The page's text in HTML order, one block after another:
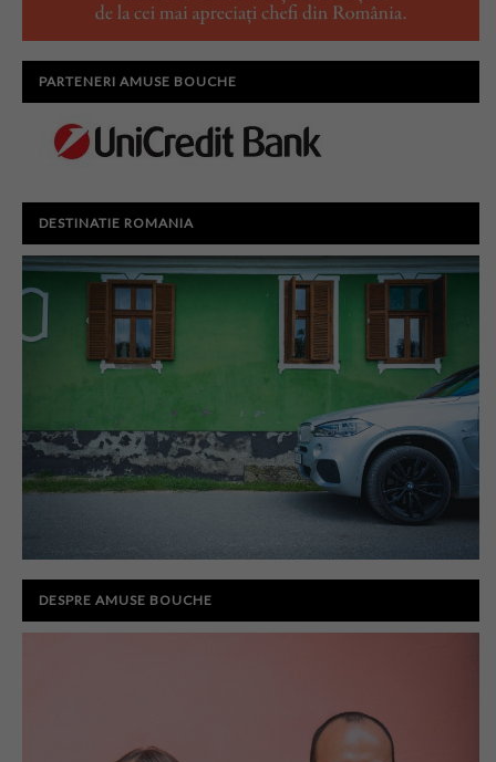
PARTENERI AMUSE BOUCHE
DESTINATIE ROMANIA
DESPRE AMUSE BOUCHE